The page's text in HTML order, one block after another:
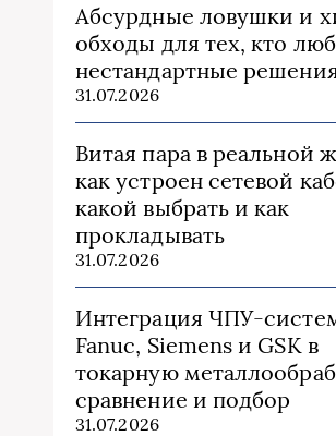
Абсурдные ловушки и
обходы для тех, кто
нестандартные
31.07.2026
Витая пара в реальной
как устроен сетевой
какой выбрать и как
прокладывать
31.07.2026
Интеграция ЧПУ-
Fanuc, Siemens и GSK в
токарную
сравнение и подбор
31.07.2026